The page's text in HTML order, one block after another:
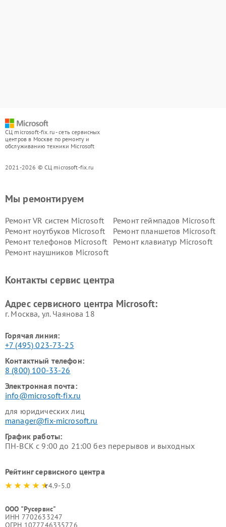
СЦ microsoft-fix.ru - сеть сервисных
центров в Москве по ремонту и
обслуживанию техники Microsoft
2021-2026 © СЦ microsoft-fix.ru
Мы ремонтируем
Ремонт VR систем Microsoft
Ремонт геймпадов Microsoft
Ремонт ноутбуков Microsoft
Ремонт планшетов Microsoft
Ремонт телефонов Microsoft
Ремонт клавиатур Microsoft
Ремонт наушников Microsoft
Контакты сервис центра
Адрес сервисного центра Microsoft:
г. Москва, ул. Чаянова 18
Горячая линия:
+7 (495) 023-73-25
Контактный телефон:
8 (800) 100-33-26
Электронная почта:
info@microsoft-fix.ru
для юридических лиц
manager@fix-microsoft.ru
График работы:
ПН-ВСК с 9:00 до 21:00 без перерывов и выходных
Рейтинг сервисного центра
4.9-5.0
ООО "Русервис"
ИНН 7702633247
ОГРН 1077746335776